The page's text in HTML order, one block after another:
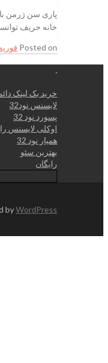
پاری سن ژرمن
خانه حریف
Posted on فوریه 5,
.
خرید بک لینک
لایسنس نود32
پسورد نود 32
اوکلی لایسنس
همیار نود 32
بهترین سئو
رایگان
byWordPress